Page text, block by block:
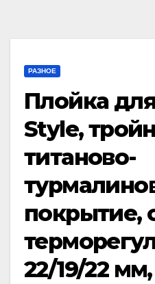
РАЗНОЕ
Плойка
Style,
титаново-
покрытие,
22/19/22